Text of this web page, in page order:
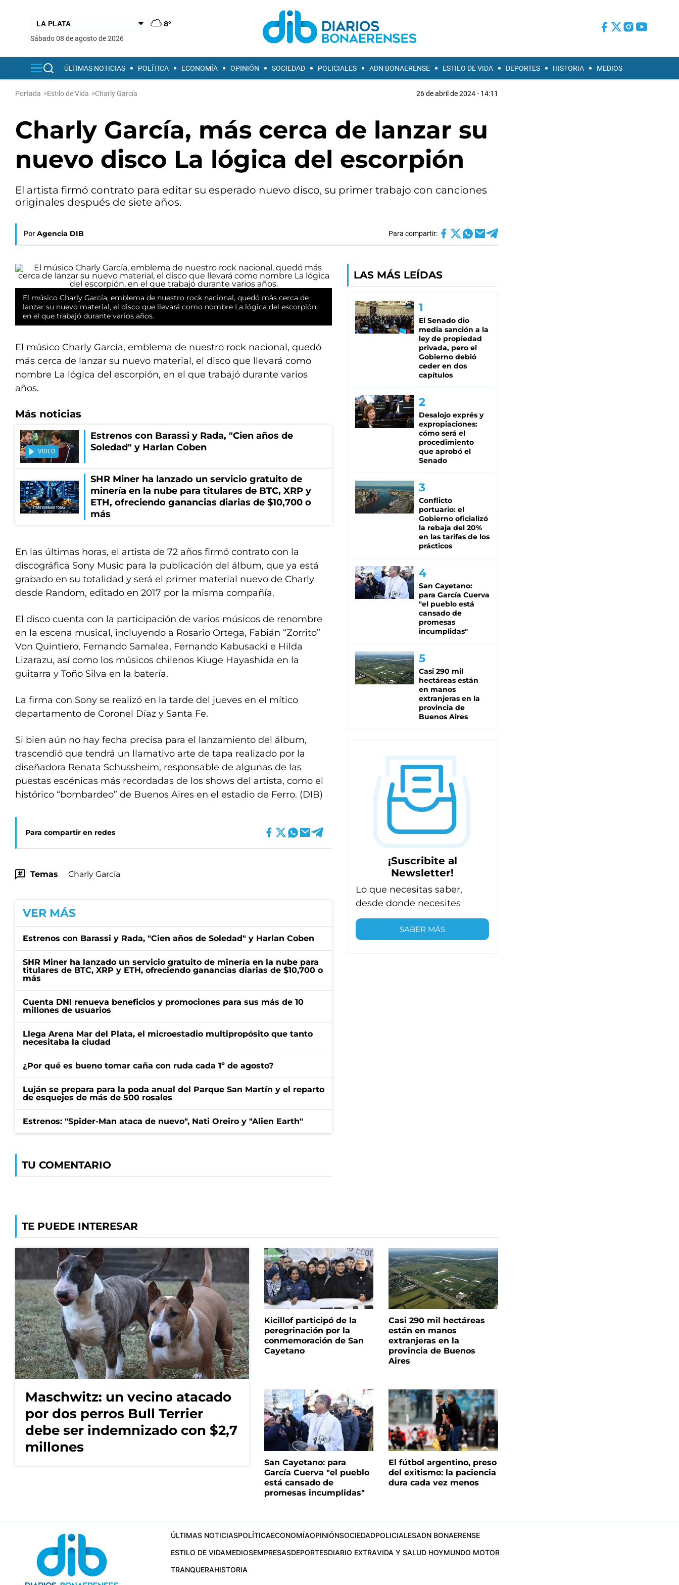
8°
sábado 08 de agosto de 2026
ÚLTIMAS NOTICIAS POLÍTICA ECONOMÍA OPINIÓN SOCIEDAD POLICIALES ADN BONAERENSE ESTILO DE VIDA DEPORTES HISTORIA MEDIOS
Portada >Estilo de Vida >Charly García 26 de abril de 2024 - 14:11
Charly García, más cerca de lanzar su
nuevo disco La lógica del escorpión
El artista firmó contrato para editar su esperado nuevo disco, su primer trabajo con canciones
originales después de siete años.
Por Agencia DIB Para compartir:
El músico Charly García, emblema de nuestro rock nacional, quedó más cerca de
lanzar su nuevo material, el disco que llevará como nombre La lógica del escorpión,
en el que trabajó durante varios años.
El músico Charly García, emblema de nuestro rock nacional, quedó
más cerca de lanzar su nuevo material, el disco que llevará como
nombre La lógica del escorpión, en el que trabajó durante varios
años.
Más noticias
VIDEO
Estrenos con Barassi y Rada, "Cien años de
Soledad" y Harlan Coben
SHR Miner ha lanzado un servicio gratuito de
minería en la nube para titulares de BTC, XRP y
ETH, ofreciendo ganancias diarias de $10,700 o
más
En las últimas horas, el artista de 72 años firmó contrato con la
discográfica Sony Music para la publicación del álbum, que ya está
grabado en su totalidad y será el primer material nuevo de Charly
desde Random, editado en 2017 por la misma compañía.
El disco cuenta con la participación de varios músicos de renombre
en la escena musical, incluyendo a Rosario Ortega, Fabián “Zorrito”
Von Quintiero, Fernando Samalea, Fernando Kabusacki e Hilda
Lizarazu, así como los músicos chilenos Kiuge Hayashida en la
guitarra y Toño Silva en la batería.
La firma con Sony se realizó en la tarde del jueves en el mítico
departamento de Coronel Díaz y Santa Fe.
Si bien aún no hay fecha precisa para el lanzamiento del álbum,
trascendió que tendrá un llamativo arte de tapa realizado por la
diseñadora Renata Schussheim, responsable de algunas de las
puestas escénicas más recordadas de los shows del artista, como el
histórico “bombardeo” de Buenos Aires en el estadio de Ferro. (DIB)
Para compartir en redes
Temas Charly García
VER MÁS
Estrenos con Barassi y Rada, "Cien años de Soledad" y Harlan Coben
SHR Miner ha lanzado un servicio gratuito de minería en la nube para
titulares de BTC, XRP y ETH, ofreciendo ganancias diarias de $10,700 o
más
Cuenta DNI renueva beneficios y promociones para sus más de 10
millones de usuarios
Llega Arena Mar del Plata, el microestadio multipropósito que tanto
necesitaba la ciudad
¿Por qué es bueno tomar caña con ruda cada 1º de agosto?
Luján se prepara para la poda anual del Parque San Martín y el reparto
de esquejes de más de 500 rosales
Estrenos: "Spider-Man ataca de nuevo", Nati Oreiro y "Alien Earth"
TU COMENTARIO
LAS MÁS LEÍDAS
El Senado dio
media sanción a la
ley de propiedad
privada, pero el
Gobierno debió
ceder en dos
capítulos
Desalojo exprés y
expropiaciones:
cómo será el
procedimiento
que aprobó el
Senado
Conflicto
portuario: el
Gobierno oficializó
la rebaja del 20%
en las tarifas de los
prácticos
San Cayetano:
para García Cuerva
"el pueblo está
cansado de
promesas
incumplidas"
Casi 290 mil
hectáreas están
en manos
extranjeras en la
provincia de
Buenos Aires
¡Suscribite al
Newsletter!
Lo que necesitas saber,
desde donde necesites
SABER MÁS
TE PUEDE INTERESAR
Maschwitz: un vecino atacado
por dos perros Bull Terrier
debe ser indemnizado con $2,7
millones
Kicillof participó de la
peregrinación por la
conmemoración de San
Cayetano
Casi 290 mil hectáreas
están en manos
extranjeras en la
provincia de Buenos
Aires
San Cayetano: para
García Cuerva "el pueblo
está cansado de
promesas incumplidas"
El fútbol argentino, preso
del exitismo: la paciencia
dura cada vez menos
ÚLTIMAS NOTICIASPOLÍTICAECONOMÍAOPINIÓNSOCIEDADPOLICIALESADN BONAERENSE
ESTILO DE VIDAMEDIOSEMPRESASDEPORTESDIARIO EXTRAVIDA Y SALUD HOYMUNDO MOTOR
TRANQUERAHISTORIA